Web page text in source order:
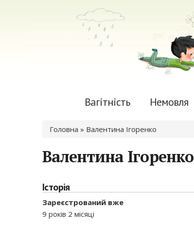
Вагітність Немовля
Ви є тут
Головна » Валентина Ігоренко
Валентина Ігоренко
Історія
Зареєстрований вже
9 років 2 місяці